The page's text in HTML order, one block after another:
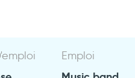
Emploi